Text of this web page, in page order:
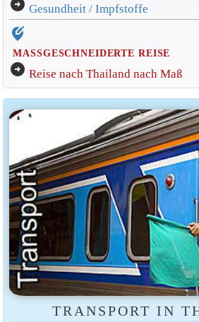
arrow_circle_right Gesundheit / Impfstoffe
edit_location_alt
MASSGESCHNEIDERTE REISE
arrow_circle_right Reise nach Thailand nach Maß
TRANSPORT IN